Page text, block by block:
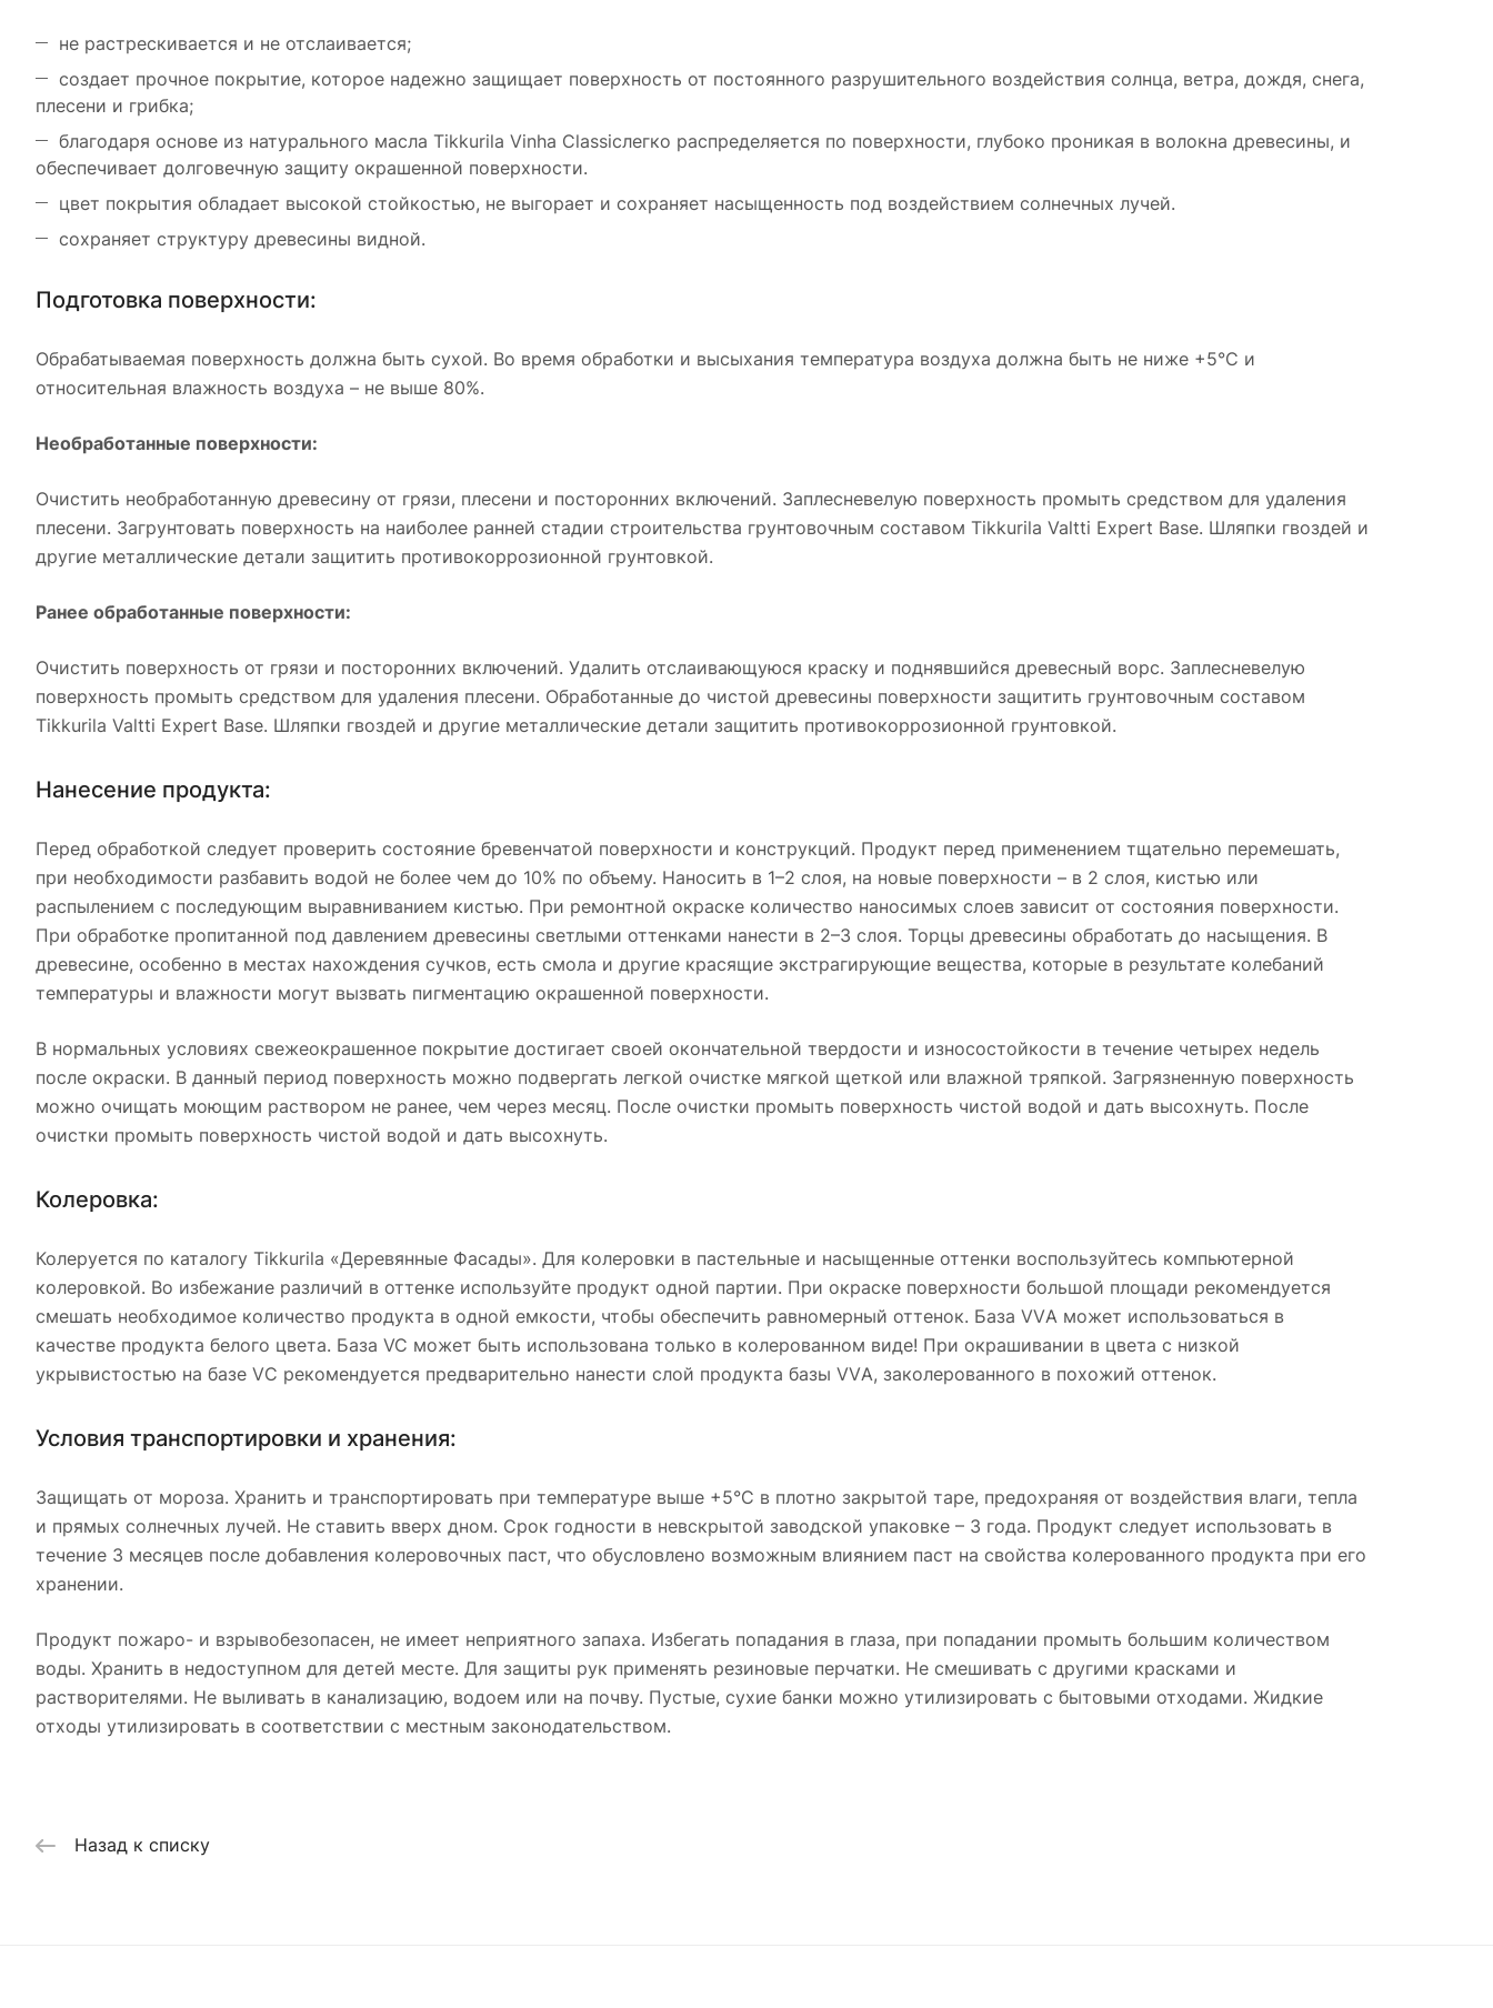
не растрескивается и не отслаивается;
создает прочное покрытие, которое надежно защищает поверхность от постоянного разрушительного воздействия солнца, ветра, дождя, снега,
плесени и грибка;
благодаря основе из натурального масла Tikkurila Vinha Classicлегко распределяется по поверхности, глубоко проникая в волокна древесины, и
обеспечивает долговечную защиту окрашенной поверхности.
цвет покрытия обладает высокой стойкостью, не выгорает и сохраняет насыщенность под воздействием солнечных лучей.
сохраняет структуру древесины видной.
Подготовка поверхности:
Обрабатываемая поверхность должна быть сухой. Во время обработки и высыхания температура воздуха должна быть не ниже +5°С и
относительная влажность воздуха – не выше 80%.
Необработанные поверхности:
Очистить необработанную древесину от грязи, плесени и посторонних включений. Заплесневелую поверхность промыть средством для удаления
плесени. Загрунтовать поверхность на наиболее ранней стадии строительства грунтовочным составом Tikkurila Valtti Expert Base. Шляпки гвоздей и
другие металлические детали защитить противокоррозионной грунтовкой.
Ранее обработанные поверхности:
Очистить поверхность от грязи и посторонних включений. Удалить отслаивающуюся краску и поднявшийся древесный ворс. Заплесневелую
поверхность промыть средством для удаления плесени. Обработанные до чистой древесины поверхности защитить грунтовочным составом
Tikkurila Valtti Expert Base. Шляпки гвоздей и другие металлические детали защитить противокоррозионной грунтовкой.
Нанесение продукта:
Перед обработкой следует проверить состояние бревенчатой поверхности и конструкций. Продукт перед применением тщательно перемешать,
при необходимости разбавить водой не более чем до 10% по объему. Наносить в 1–2 слоя, на новые поверхности – в 2 слоя, кистью или
распылением с последующим выравниванием кистью. При ремонтной окраске количество наносимых слоев зависит от состояния поверхности.
При обработке пропитанной под давлением древесины светлыми оттенками нанести в 2–3 слоя. Торцы древесины обработать до насыщения. В
древесине, особенно в местах нахождения сучков, есть смола и другие красящие экстрагирующие вещества, которые в результате колебаний
температуры и влажности могут вызвать пигментацию окрашенной поверхности.
В нормальных условиях свежеокрашенное покрытие достигает своей окончательной твердости и износостойкости в течение четырех недель
после окраски. В данный период поверхность можно подвергать легкой очистке мягкой щеткой или влажной тряпкой. Загрязненную поверхность
можно очищать моющим раствором не ранее, чем через месяц. После очистки промыть поверхность чистой водой и дать высохнуть. После
очистки промыть поверхность чистой водой и дать высохнуть.
Колеровка:
Колеруется по каталогу Tikkurila «Деревянные Фасады». Для колеровки в пастельные и насыщенные оттенки воспользуйтесь компьютерной
колеровкой. Во избежание различий в оттенке используйте продукт одной партии. При окраске поверхности большой площади рекомендуется
смешать необходимое количество продукта в одной емкости, чтобы обеспечить равномерный оттенок. База VVА может использоваться в
качестве продукта белого цвета. База VC может быть использована только в колерованном виде! При окрашивании в цвета с низкой
укрывистостью на базе VС рекомендуется предварительно нанести слой продукта базы VVА, заколерованного в похожий оттенок.
Условия транспортировки и хранения:
Защищать от мороза. Хранить и транспортировать при температуре выше +5°C в плотно закрытой таре, предохраняя от воздействия влаги, тепла
и прямых солнечных лучей. Не ставить вверх дном. Срок годности в невскрытой заводской упаковке – 3 года. Продукт следует использовать в
течение 3 месяцев после добавления колеровочных паст, что обусловлено возможным влиянием паст на свойства колерованного продукта при его
хранении.
Продукт пожаро- и взрывобезопасен, не имеет неприятного запаха. Избегать попадания в глаза, при попадании промыть большим количеством
воды. Хранить в недоступном для детей месте. Для защиты рук применять резиновые перчатки. Не смешивать с другими красками и
растворителями. Не выливать в канализацию, водоем или на почву. Пустые, сухие банки можно утилизировать с бытовыми отходами. Жидкие
отходы утилизировать в соответствии с местным законодательством.
Назад к списку